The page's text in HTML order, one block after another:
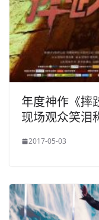
年度神作《摔
现场观众笑泪
2017-05-03